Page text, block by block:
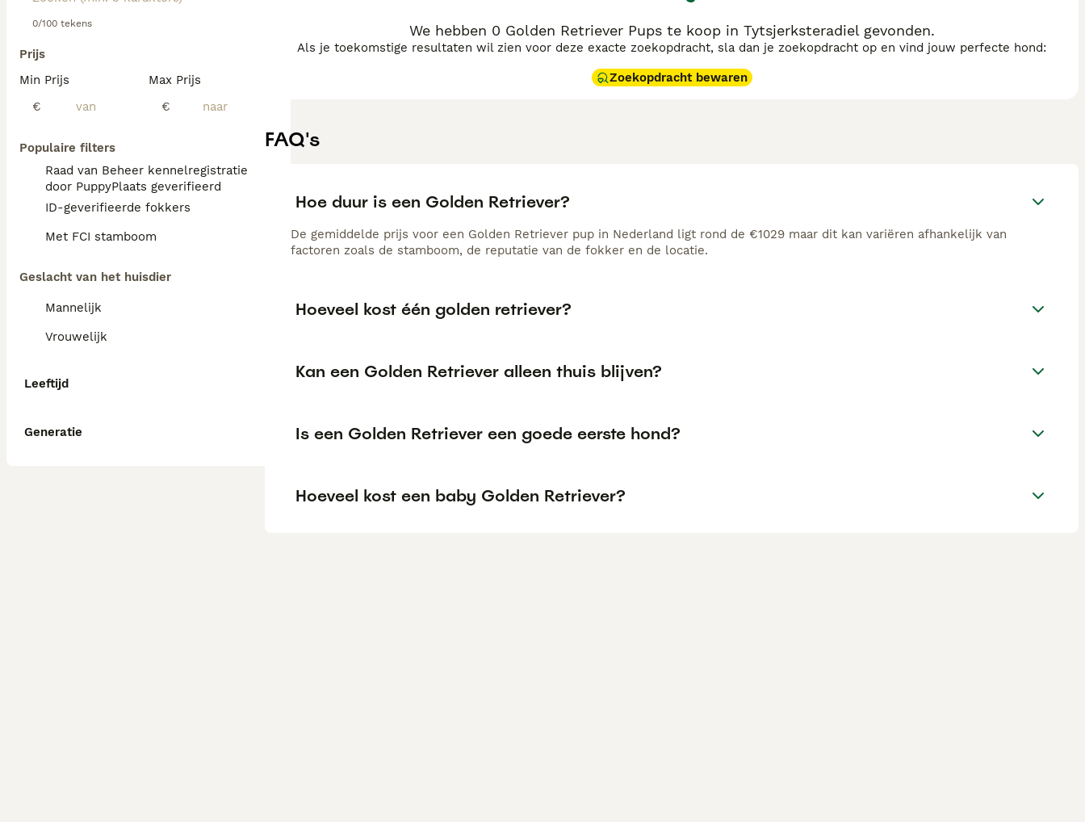
0/100 tekens
Prijs
Min Prijs
€
Max Prijs
€
Populaire filters
Raad van Beheer kennelregistratie
door PuppyPlaats geverifieerd
ID-geverifieerde fokkers
Met FCI stamboom
Geslacht van het huisdier
Mannelijk
Vrouwelijk
Leeftijd
Generatie
We hebben 0 Golden Retriever Pups te koop in Tytsjerksteradiel gevonden.
Als je toekomstige resultaten wil zien voor deze exacte zoekopdracht, sla dan je zoekopdracht op en vind jouw perfecte hond:
Zoekopdracht bewaren
FAQ's
Hoe duur is een Golden Retriever?
De gemiddelde prijs voor een Golden Retriever pup in Nederland ligt rond de €1029 maar dit kan variëren afhankelijk van
factoren zoals de stamboom, de reputatie van de fokker en de locatie.
Hoeveel kost één golden retriever?
Kan een Golden Retriever alleen thuis blijven?
Is een Golden Retriever een goede eerste hond?
Hoeveel kost een baby Golden Retriever?